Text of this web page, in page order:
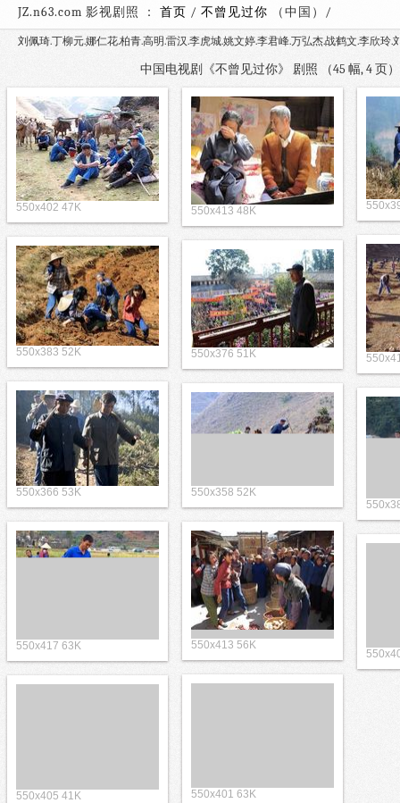
JZ.n63.com 影视剧照 ： 首页 / 不曾见过你 （中国
刘佩琦.丁柳元.娜仁花.柏青.高明.雷汉.李虎城.姚文婷.李君峰.万弘杰.战鹤文.李欣玲.
中国电视剧《不曾见过你》 剧照 （45 幅, 4
550x402 47K 550x413 48K
550x383 52K 550x376 51K
550x366 53K
550x358 52K
550x417 63K 550x413 56K
550x401 63K
550x405 41K